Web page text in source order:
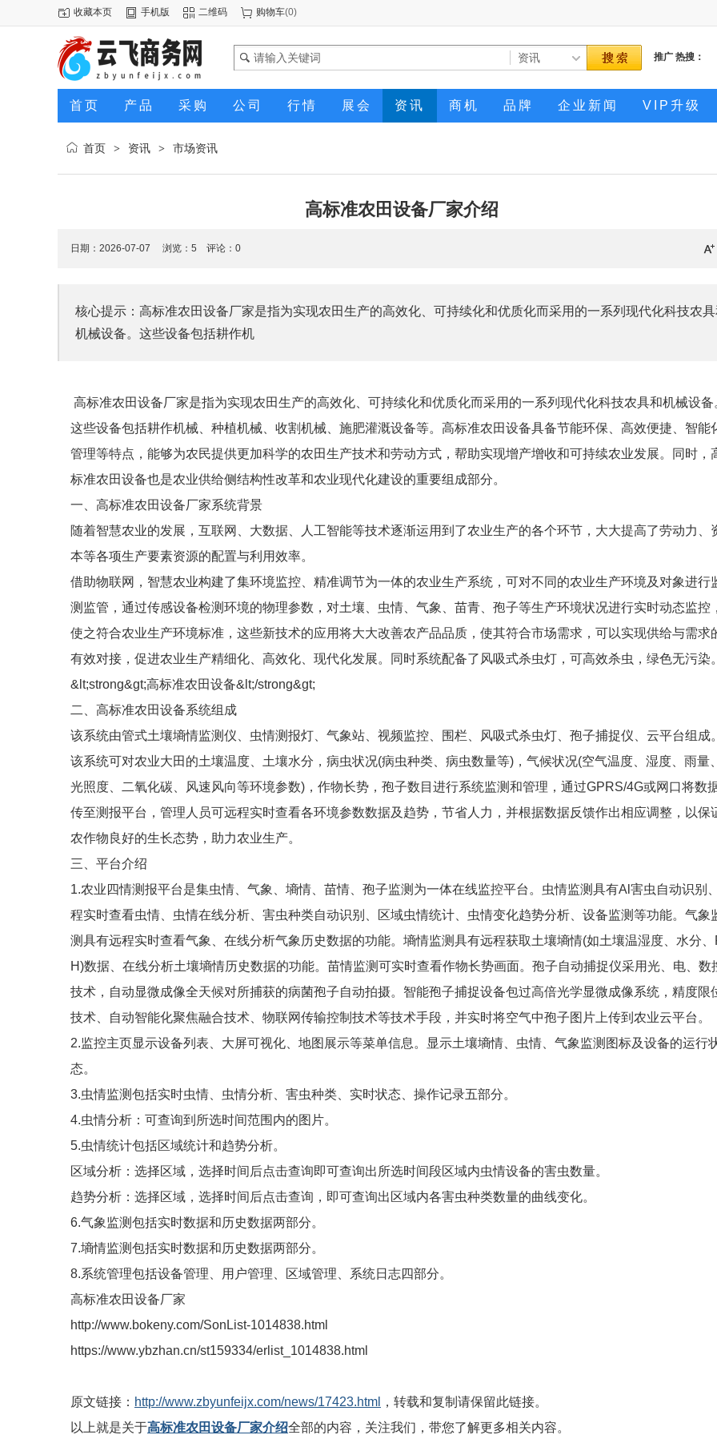
收藏本页 手机版 二维码 购物车(0)
推广 热搜：
首页 产品 采购 公司 行情 展会 资讯 商机 品牌 企业新闻 VIP升级
首页 > 资讯 > 市场资讯
高标准农田设备厂家介绍
日期：2026-07-07 浏览： 5 评论：0
核心提示：高标准农田设备厂家是指为实现农田生产的高效化、可持续化和优质化而采用的一系列现代化科技农具
机械设备。这些设备包括耕作机
高标准农田设备厂家是指为实现农田生产的高效化、可持续化和优质化而采用的一系列现代化科技农具和机械设备
这些设备包括耕作机械、种植机械、收割机械、施肥灌溉设备等。高标准农田设备具备节能环保、高效便捷、智能
管理等特点，能够为农民提供更加科学的农田生产技术和劳动方式，帮助实现增产增收和可持续农业发展。同时，
标准农田设备也是农业供给侧结构性改革和农业现代化建设的重要组成部分。
一、高标准农田设备厂家系统背景
随着智慧农业的发展，互联网、大数据、人工智能等技术逐渐运用到了农业生产的各个环节，大大提高了劳动力、
本等各项生产要素资源的配置与利用效率。
借助物联网，智慧农业构建了集环境监控、精准调节为一体的农业生产系统，可对不同的农业生产环境及对象进行
测监管，通过传感设备检测环境的物理参数，对土壤、虫情、气象、苗青、孢子等生产环境状况进行实时动态监控，
使之符合农业生产环境标准，这些新技术的应用将大大改善农产品品质，使其符合市场需求，可以实现供给与需求
有效对接，促进农业生产精细化、高效化、现代化发展。同时系统配备了风吸式杀虫灯，可高效杀虫，绿色无污染。
&lt;strong&gt;高标准农田设备&lt;/strong&gt;
二、高标准农田设备系统组成
该系统由管式土壤墒情监测仪、虫情测报灯、气象站、视频监控、围栏、风吸式杀虫灯、孢子捕捉仪、云平台组成。
该系统可对农业大田的土壤温度、土壤水分，病虫状况(病虫种类、病虫数量等)，气候状况(空气温度、湿度、雨量、
光照度、二氧化碳、风速风向等环境参数)，作物长势，孢子数目进行系统监测和管理，通过GPRS/4G或网口将数
传至测报平台，管理人员可远程实时查看各环境参数数据及趋势，节省人力，并根据数据反馈作出相应调整，以保
农作物良好的生长态势，助力农业生产。
三、平台介绍
1.农业四情测报平台是集虫情、气象、墒情、苗情、孢子监测为一体在线监控平台。虫情监测具有Al害虫自动识别
程实时查看虫情、虫情在线分析、害虫种类自动识别、区域虫情统计、虫情变化趋势分析、设备监测等功能。气象
测具有远程实时查看气象、在线分析气象历史数据的功能。墒情监测具有远程获取土壤墒情(如土壤温湿度、水分、
H)数据、在线分析土壤墒情历史数据的功能。苗情监测可实时查看作物长势画面。孢子自动捕捉仪采用光、电、数
技术，自动显微成像全天候对所捕获的病菌孢子自动拍摄。智能孢子捕捉设备包过高倍光学显微成像系统，精度限
技术、自动智能化聚焦融合技术、物联网传输控制技术等技术手段，并实时将空气中孢子图片上传到农业云平台。
2.监控主页显示设备列表、大屏可视化、地图展示等菜单信息。显示土壤墒情、虫情、气象监测图标及设备的运行
态。
3.虫情监测包括实时虫情、虫情分析、害虫种类、实时状态、操作记录五部分。
4.虫情分析：可查询到所选时间范围内的图片。
5.虫情统计包括区域统计和趋势分析。
区域分析：选择区域，选择时间后点击查询即可查询出所选时间段区域内虫情设备的害虫数量。
趋势分析：选择区域，选择时间后点击查询，即可查询出区域内各害虫种类数量的曲线变化。
6.气象监测包括实时数据和历史数据两部分。
7.墒情监测包括实时数据和历史数据两部分。
8.系统管理包括设备管理、用户管理、区域管理、系统日志四部分。
高标准农田设备厂家
http://www.bokeny.com/SonList-1014838.html
https://www.ybzhan.cn/st159334/erlist_1014838.html
原文链接： http://www.zbyunfeijx.com/news/17423.html
，转载和复制请保留此链接。
以上就是关于高标准农田设备厂家介绍全部的内容，关注我们，带您了解更多相关内容。